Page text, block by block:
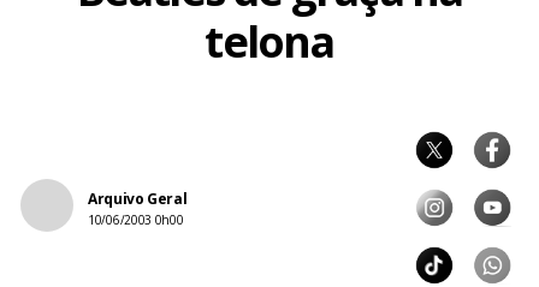
telona
Arquivo Geral
10/06/2003 0h00